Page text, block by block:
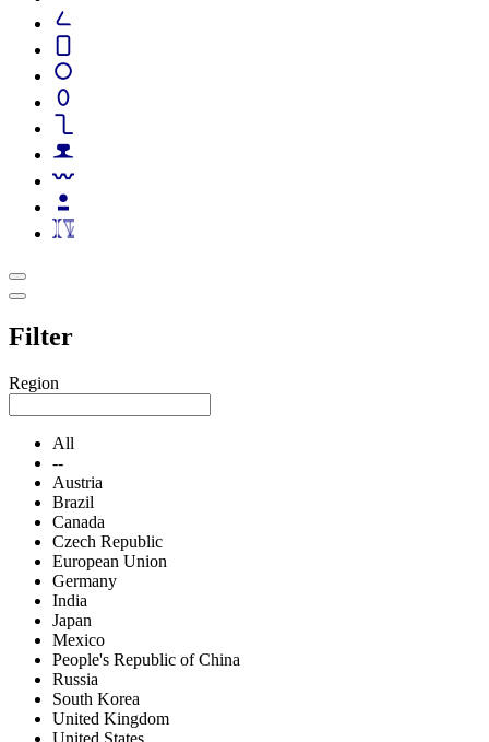
Filter
Region
All
--
Austria
Brazil
Canada
Czech Republic
European Union
Germany
India
Japan
Mexico
People's Republic of China
Russia
South Korea
United Kingdom
United States